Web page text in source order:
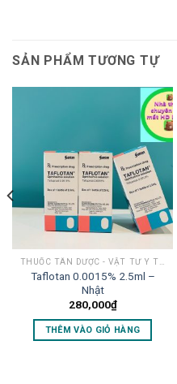
SẢN PHẨM TƯƠNG TỰ
Taflotan 0.0015% 2.5ml –
Nhật
280,000₫
THÊM VÀO GIỎ HÀNG